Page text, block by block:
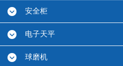
安全柜
电子天平
球磨机